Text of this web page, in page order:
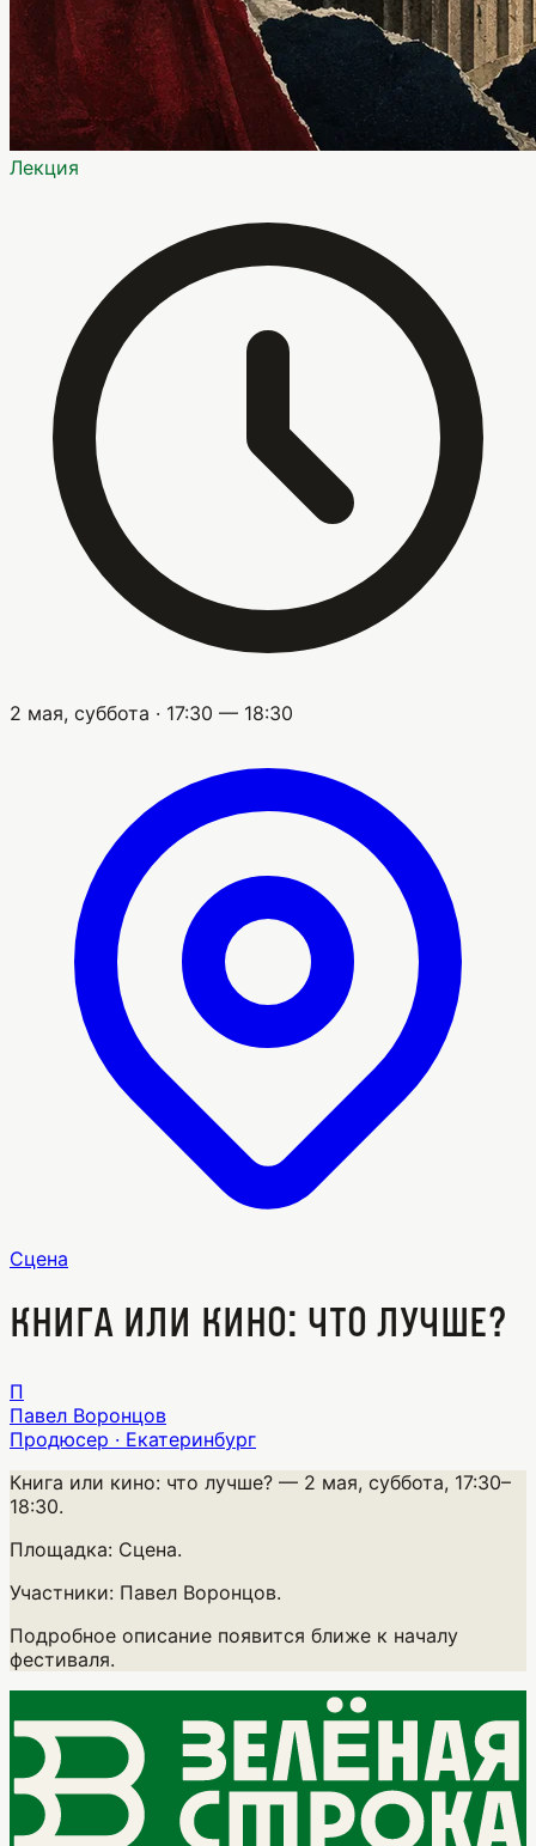
Лекция
2 мая, суббота · 17:30 — 18:30
Сцена
Книга или кино: что лучше?
П
Павел Воронцов
Продюсер · Екатеринбург
Книга или кино: что лучше? — 2 мая, суббота, 17:30–
18:30.
Площадка: Сцена.
Участники: Павел Воронцов.
Подробное описание появится ближе к началу
фестиваля.